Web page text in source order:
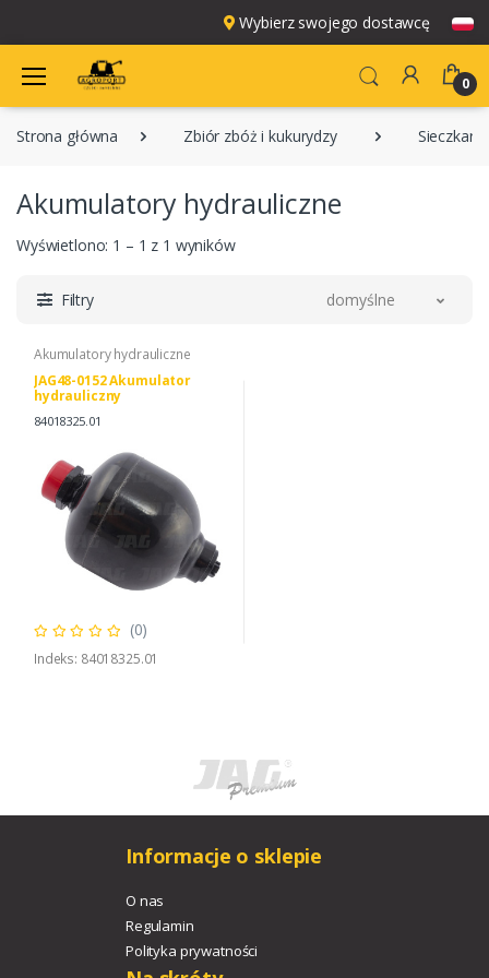
Wybierz swojego dostawcę
0
Strona główna Zbiór zbóż i kukurydzy
Akumulatory hydrauliczne
Wyświetlono: 1 – 1 z 1 wyników
Filtry domyślne
Akumulatory hydrauliczne
JAG48-0152 Akumulator
hydrauliczny
84018325.01
(0)
Indeks: 84018325.01
Informacje o sklepie
O nas
Regulamin
Polityka prywatności